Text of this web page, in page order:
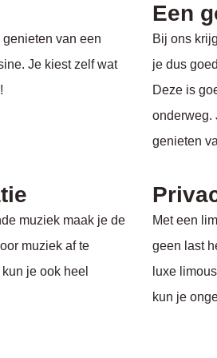
van een
Je kiest zelf wat
Een
Bij ons
je dus
Deze is
onderweg.
genieten
muziek maak je de
muziek af te
je ook heel
Met een
geen last
luxe
kun je